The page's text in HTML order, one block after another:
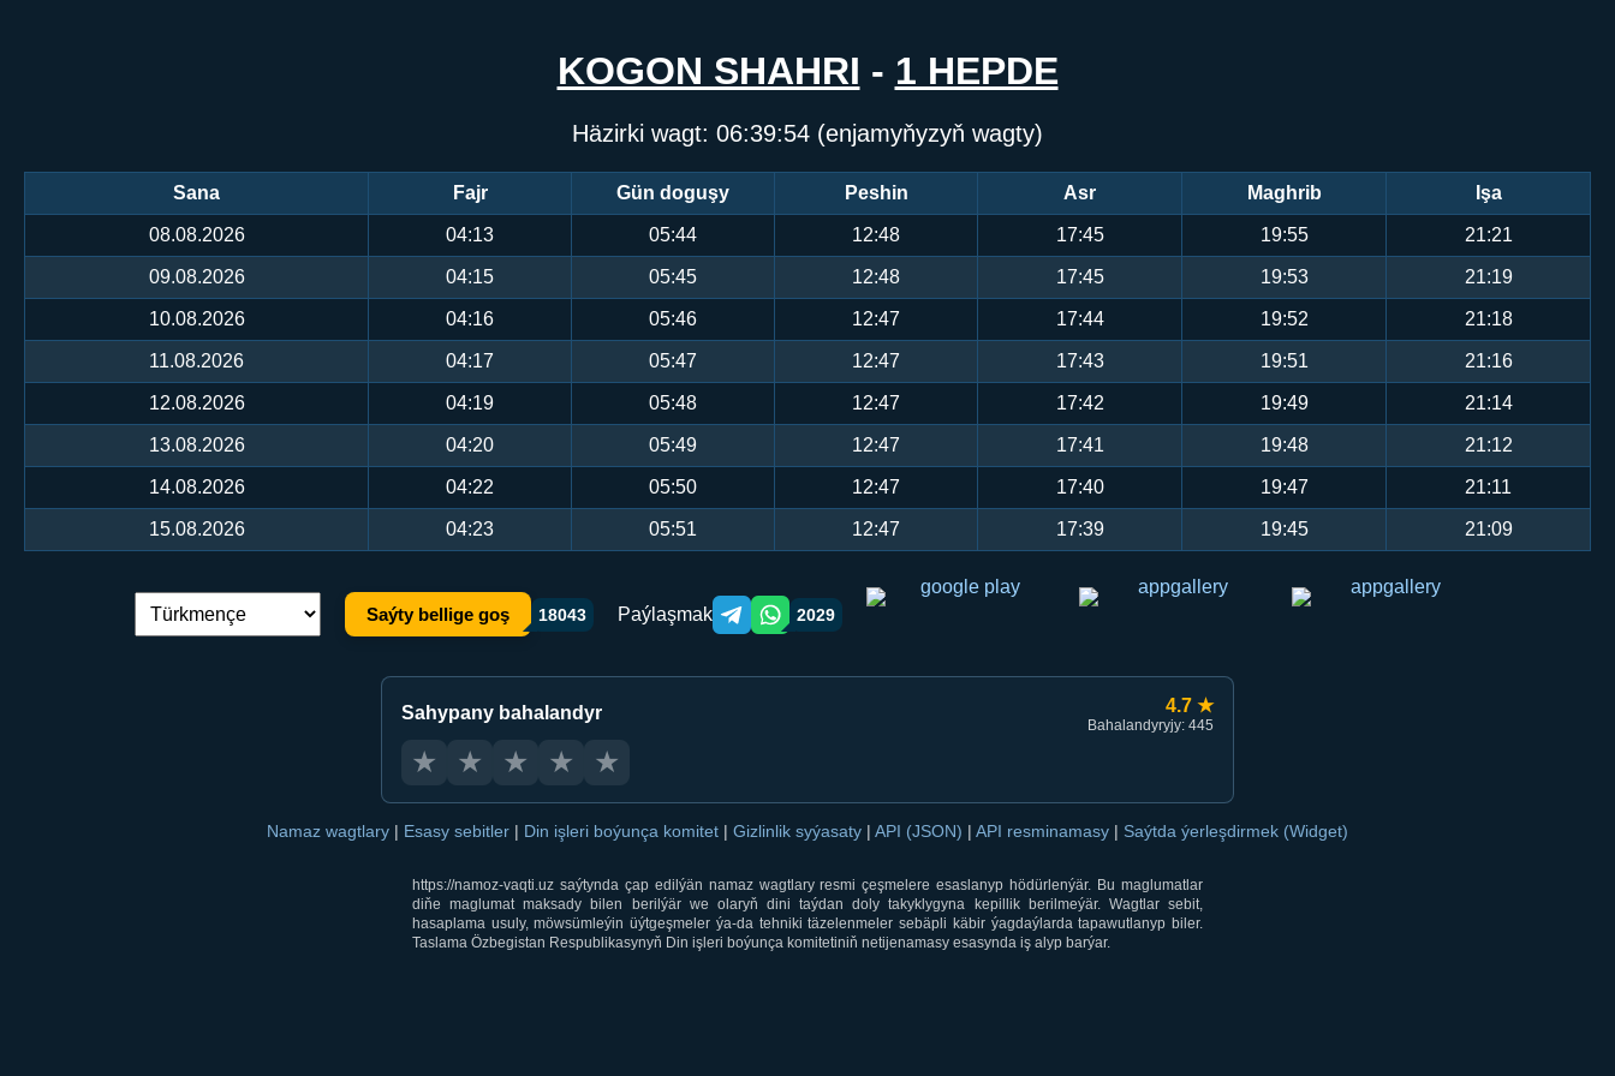
KOGON SHAHRI - 1 HEPDE
Häzirki wagt: 06:39:54 (enjamyňyzyň wagty)
Sana Fajr Gün doguşy Peshin Asr Maghrib Işa
08.08.2026 04:13 05:44 12:48 17:45 19:55 21:21
09.08.2026 04:15 05:45 12:48 17:45 19:53 21:19
10.08.2026 04:16 05:46 12:47 17:44 19:52 21:18
11.08.2026 04:17 05:47 12:47 17:43 19:51 21:16
12.08.2026 04:19 05:48 12:47 17:42 19:49 21:14
13.08.2026 04:20 05:49 12:47 17:41 19:48 21:12
14.08.2026 04:22 05:50 12:47 17:40 19:47 21:11
15.08.2026 04:23 05:51 12:47 17:39 19:45 21:09
Dil çalşyryş: Saýty bellige goş 18043 Paýlaşmak Telegram orqali ulashish
WhatsApp orqali ulashish
2029
Sahypany bahalandyr 4.7 ★
Bahalandyryjy: 445
★ ★ ★ ★ ★
Namaz wagtlary | Esasy sebitler | Din işleri boýunça komitet | Gizlinlik syýasaty | API (JSON) | API resminamasy | Saýtda ýerleşdirmek (Widget)
https://namoz-vaqti.uz saýtynda çap edilýän namaz wagtlary resmi çeşmelere esaslanyp hödürlenýär. Bu maglumatlar
diňe maglumat maksady bilen berilýär we olaryň dini taýdan doly takyklygyna kepillik berilmeýär. Wagtlar sebit,
hasaplama usuly, möwsümleýin üýtgeşmeler ýa-da tehniki täzelenmeler sebäpli käbir ýagdaýlarda tapawutlanyp biler.
Taslama Özbegistan Respublikasynyň Din işleri boýunça komitetiniň netijenamasy esasynda iş alyp barýar.